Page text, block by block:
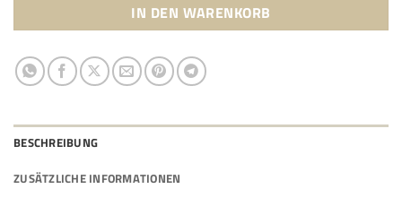
IN DEN WARENKORB
BESCHREIBUNG
ZUSÄTZLICHE INFORMATIONEN